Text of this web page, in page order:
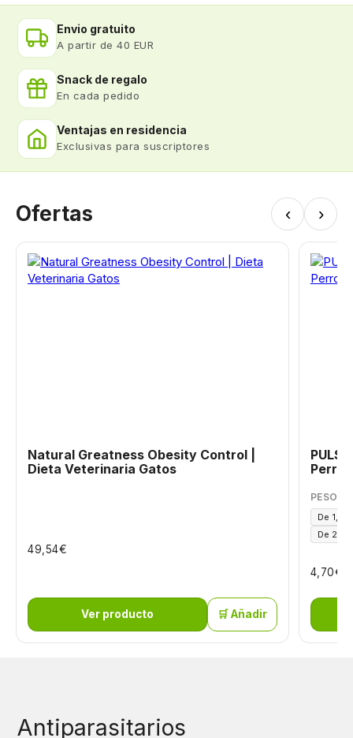
Envio gratuito
A partir de 40 EUR
Snack de regalo
En cada pedido
Ventajas en residencia
Exclusivas para suscriptores
Ofertas ‹ ›
Natural Greatness Obesity Control |
Dieta Veterinaria Gatos
49,54€
Ver producto 🛒 Añadir
PESO
De 1,5
De 25
4,70€
Antiparasitarios